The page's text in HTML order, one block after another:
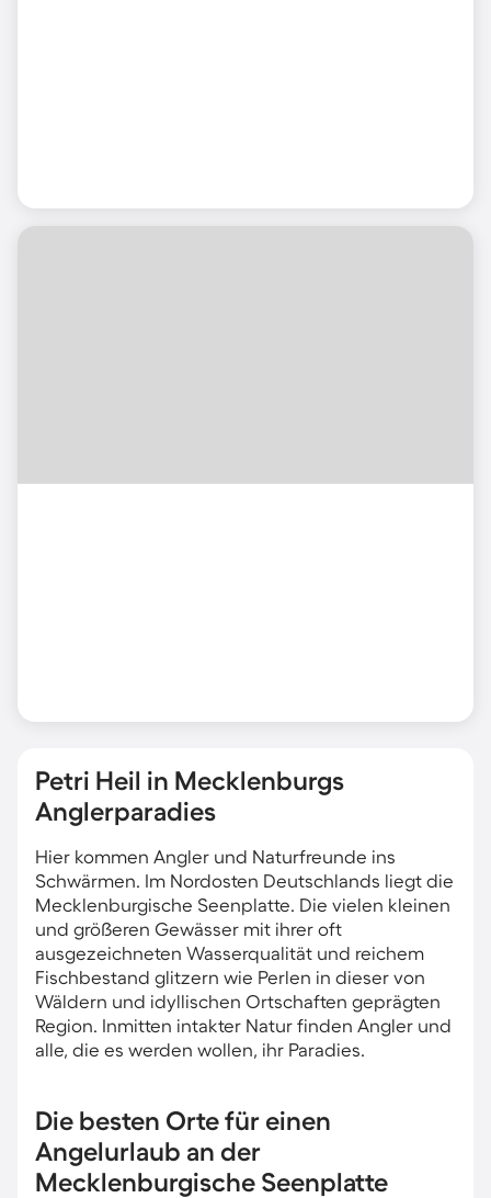
Petri Heil in Mecklenburgs
Anglerparadies
Hier kommen Angler und Naturfreunde ins
Schwärmen. Im Nordosten Deutschlands liegt die
Mecklenburgische Seenplatte. Die vielen kleinen
und größeren Gewässer mit ihrer oft
ausgezeichneten Wasserqualität und reichem
Fischbestand glitzern wie Perlen in dieser von
Wäldern und idyllischen Ortschaften geprägten
Region. Inmitten intakter Natur finden Angler und
alle, die es werden wollen, ihr Paradies.
Die besten Orte für einen
Angelurlaub an der
Mecklenburgische Seenplatte